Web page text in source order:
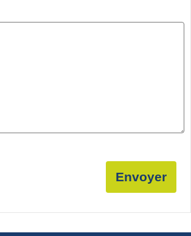
Envoyer